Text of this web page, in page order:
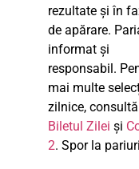
rezultate și în
de apărare.
informat și
responsabil.
mai multe
zilnice, consultă
Biletul Zilei și
2. Spor la